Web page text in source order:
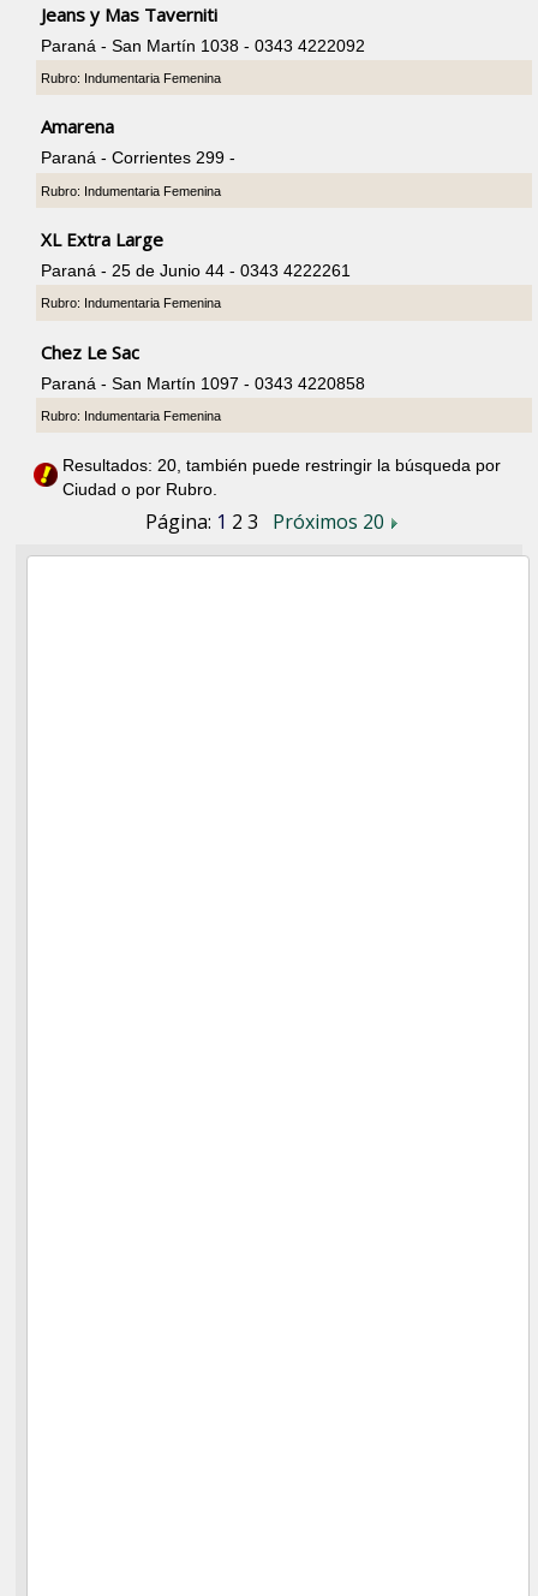
Jeans y Mas Taverniti
Paraná - San Martín 1038 - 0343 4222092
Rubro: Indumentaria Femenina
Amarena
Paraná - Corrientes 299 -
Rubro: Indumentaria Femenina
XL Extra Large
Paraná - 25 de Junio 44 - 0343 4222261
Rubro: Indumentaria Femenina
Chez Le Sac
Paraná - San Martín 1097 - 0343 4220858
Rubro: Indumentaria Femenina
Resultados: 20, también puede restringir la búsqueda por
Ciudad o por Rubro.
Página: 1 2 3 Próximos 20